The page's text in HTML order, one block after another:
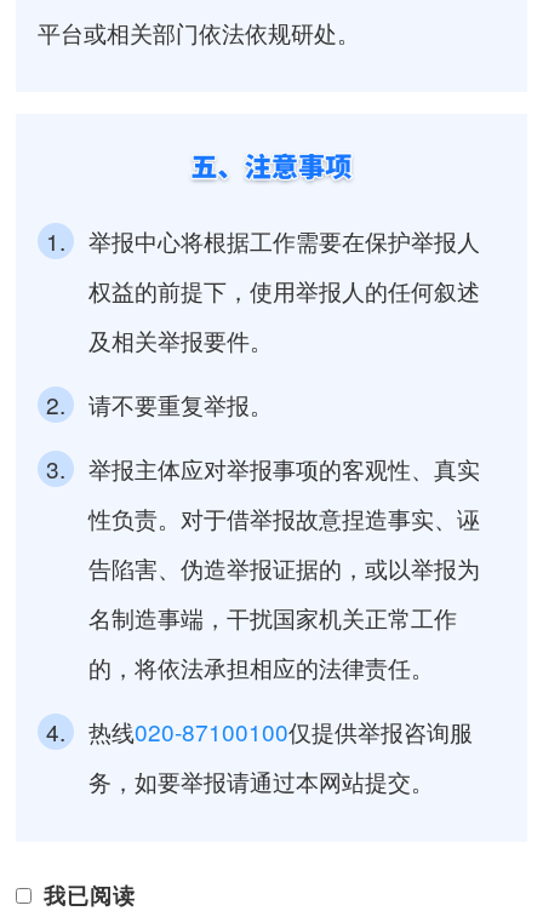
平台或相关部门依法依规研处。
1.
举报中心将根据工作需要在保护举报人
权益的前提下，使用举报人的任何叙述
及相关举报要件。
2.
请不要重复举报。
3.
举报主体应对举报事项的客观性、真实
性负责。对于借举报故意捏造事实、诬
告陷害、伪造举报证据的，或以举报为
名制造事端，干扰国家机关正常工作
的，将依法承担相应的法律责任。
4.
热线020-87100100仅提供举报咨询服
务，如要举报请通过本网站提交。
我已阅读